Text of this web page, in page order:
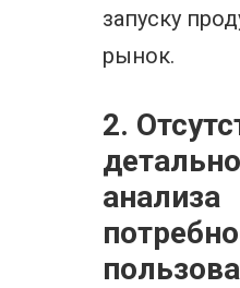
запуску
рынок.
2.
анализа